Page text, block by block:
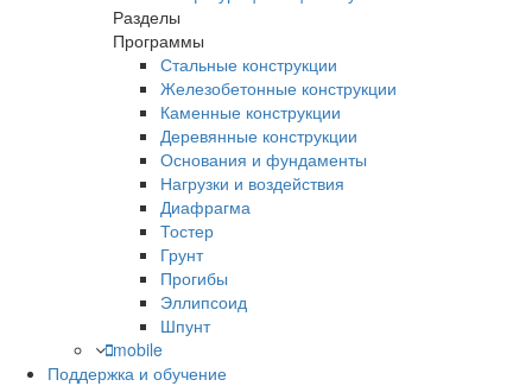
Разделы
Программы
Стальные конструкции
Железобетонные конструкции
Каменные конструкции
Деревянные конструкции
Основания и фундаменты
Нагрузки и воздействия
Диафрагма
Тостер
Грунт
Прогибы
Эллипсоид
Шпунт
mobile
Поддержка и обучение